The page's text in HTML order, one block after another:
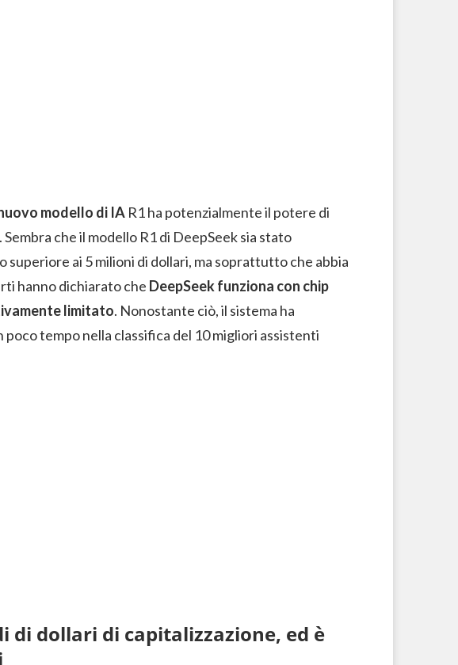
modello di IA R1 ha potenzialmente il potere di
. Sembra che il modello R1 di DeepSeek sia stato
superiore ai 5 milioni di dollari, ma soprattutto che abbia
hanno dichiarato che DeepSeek funziona con chip
limitato. Nonostante ciò, il sistema ha
tempo nella classifica del 10 migliori assistenti
di dollari di capitalizzazione, ed è